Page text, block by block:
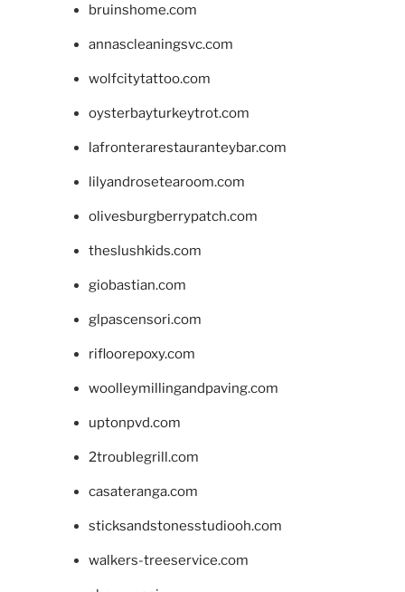
bruinshome.com
annascleaningsvc.com
wolfcitytattoo.com
oysterbayturkeytrot.com
lafronterarestauranteybar.com
lilyandrosetearoom.com
olivesburgberrypatch.com
theslushkids.com
giobastian.com
glpascensori.com
rifloorepoxy.com
woolleymillingandpaving.com
uptonpvd.com
2troublegrill.com
casateranga.com
sticksandstonesstudiooh.com
walkers-treeservice.com